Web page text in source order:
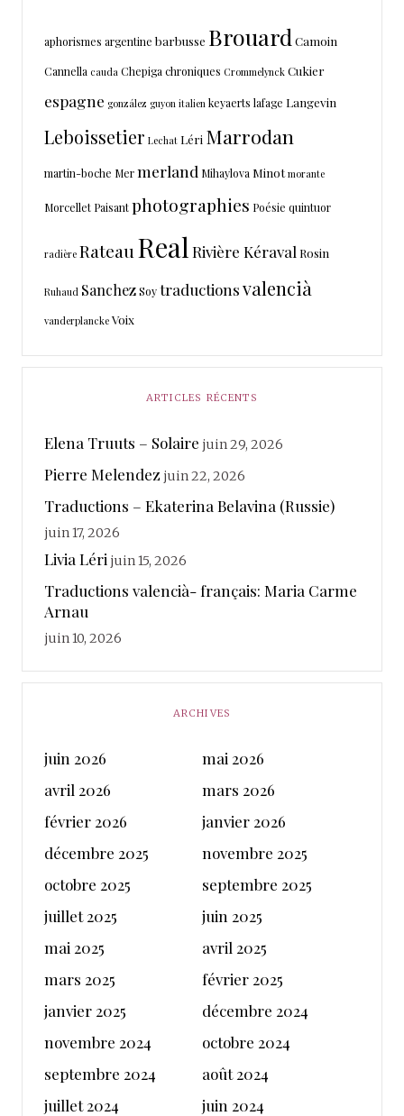
aphorismes argentine barbusse Brouard Camoin
Cannella cauda Chepigachroniques Crommelynck Cukier
espagne gonzález guyon italien keyaerts lafage Langevin
Leboissetier Lechat Léri Marrodan
martin-boche Mermerland Mihaylova Minot morante
Morcellet Paisantphotographies Poésie quintuor
radière RateauReal Rivière Kéraval Rosin
Ruhaud SanchezSoytraductionsvalencià
vanderplancke Voix
ARTICLES RÉCENTS
Elena Truuts – Solaire juin 29, 2026
Pierre Melendez juin 22, 2026
Traductions – Ekaterina Belavina (Russie)
juin 17, 2026
Livia Léri juin 15, 2026
Traductions valencià- français: Maria Carme
Arnau
juin 10, 2026
ARCHIVES
juin 2026
mai 2026
avril 2026
mars 2026
février 2026
janvier 2026
décembre 2025
novembre 2025
octobre 2025
septembre 2025
juillet 2025
juin 2025
mai 2025
avril 2025
mars 2025
février 2025
janvier 2025
décembre 2024
novembre 2024
octobre 2024
septembre 2024
août 2024
juillet 2024
juin 2024